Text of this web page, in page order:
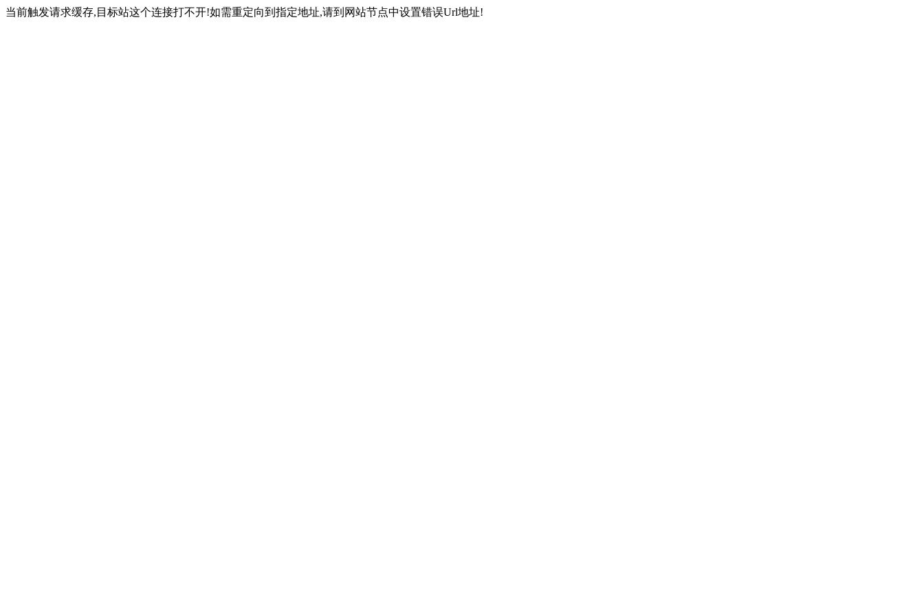
当前触发请求缓存,目标站这个连接打不开!如需重定向到指定地址,请到网站节点中设置错误Url地址!